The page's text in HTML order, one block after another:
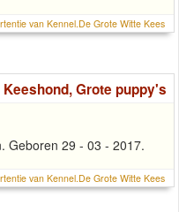
van Kennel.De Grote Witte Kees
Grote puppy's
Geboren 29 - 03 - 2017.
van Kennel.De Grote Witte Kees